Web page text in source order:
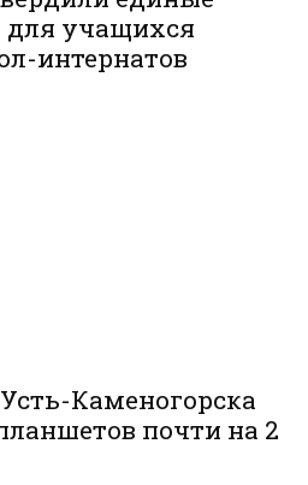
учащихся
интернатов
Каменогорска
почти на 2